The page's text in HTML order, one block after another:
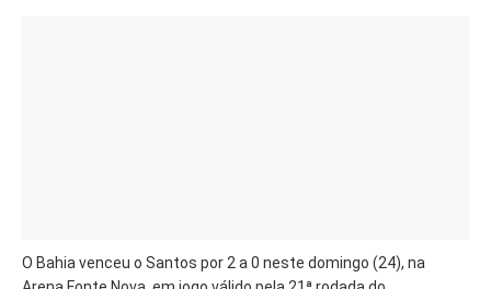
O Bahia venceu o Santos por 2 a 0 neste domingo (24), na